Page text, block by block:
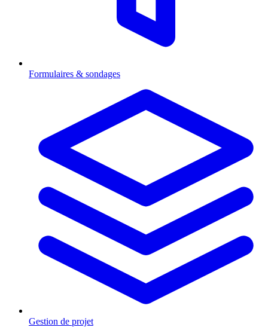
Formulaires & sondages
Gestion de projet